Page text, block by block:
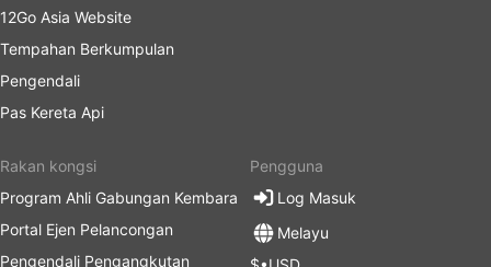
12Go Asia Website
Tempahan Berkumpulan
Pengendali
Pas Kereta Api
Rakan kongsi
Program Ahli Gabungan Kembara
Portal Ejen Pelancongan
Pengendali Pengangkutan
Pengguna
Log Masuk
Melayu